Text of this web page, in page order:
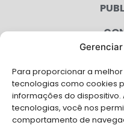
Para proporcionar a
tecnologias como cookies
informações do dispositivo.
tecnologias, você nos
comportamento de